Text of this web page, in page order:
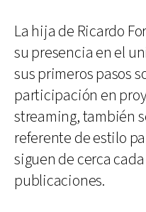
La hija de Ricardo
su presencia en el
sus primeros pasos
participación en
streaming, también
referente de estilo
siguen de cerca
publicaciones.